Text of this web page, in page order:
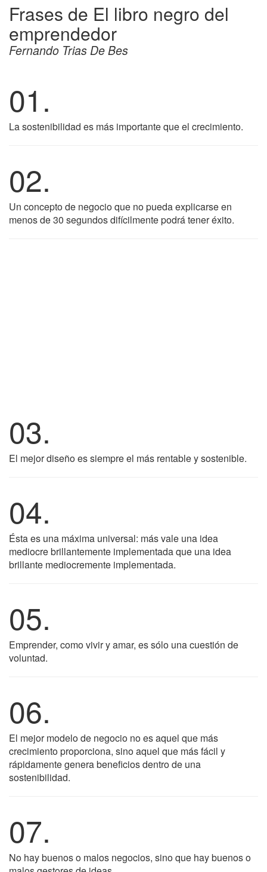
Frases de El libro negro del
emprendedor
Fernando Trias De Bes
01.
La sostenibilidad es más importante que el crecimiento.
02.
Un concepto de negocio que no pueda explicarse en
menos de 30 segundos difícilmente podrá tener éxito.
03.
El mejor diseño es siempre el más rentable y sostenible.
04.
Ésta es una máxima universal: más vale una idea
mediocre brillantemente implementada que una idea
brillante mediocremente implementada.
05.
Emprender, como vivir y amar, es sólo una cuestión de
voluntad.
06.
El mejor modelo de negocio no es aquel que más
crecimiento proporciona, sino aquel que más fácil y
rápidamente genera beneficios dentro de una
sostenibilidad.
07.
No hay buenos o malos negocios, sino que hay buenos o